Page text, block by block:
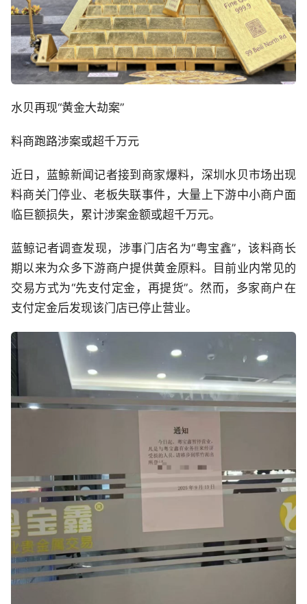
水贝再现“黄金大劫案”
料商跑路涉案或超千万元
近日，蓝鲸新闻记者接到商家爆料，深圳水贝市场出现
料商关门停业、老板失联事件，大量上下游中小商户面
临巨额损失，累计涉案金额或超千万元。
蓝鲸记者调查发现，涉事门店名为“粤宝鑫”，该料商长
期以来为众多下游商户提供黄金原料。目前业内常见的
交易方式为“先支付定金，再提货”。然而，多家商户在
支付定金后发现该门店已停止营业。